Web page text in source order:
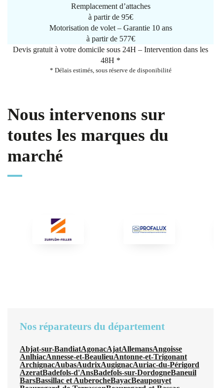
Remplacement d’attaches
à partir de 95€
Motorisation de volet – Garantie 10 ans
à partir de 577€
Devis gratuit à votre domicile sous 24H – Intervention dans les
48H *
* Délais estimés, sous réserve de disponibilité
Nous intervenons sur
toutes les marques du
marché
Nos réparateurs du département
Abjat-sur-BandiatAgonacAjatAllemansAngoisse
AnlhiacAnnesse-et-BeaulieuAntonne-et-Trigonant
ArchignacAubasAudrixAugignacAuriac-du-Périgord
AzeratBadefols-d'AnsBadefols-sur-DordogneBaneuil
BarsBassillac et AuberocheBayacBeaupouyet